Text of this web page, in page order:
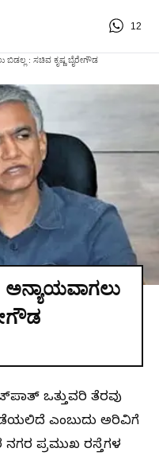
12
ಬಿಡಲ್ಲ : ಸಚಿವ ಕೃಷ್ಣ ಬೈರೇಗೌಡ
ಅನ್ಯಾಯವಾಗಲು
ಒತ್ತುವರಿ ತೆರವು
ಎಂಬುದು ಅರಿವಿಗೆ
ನಗರ ಪ್ರಮುಖ ರಸ್ತೆಗಳ